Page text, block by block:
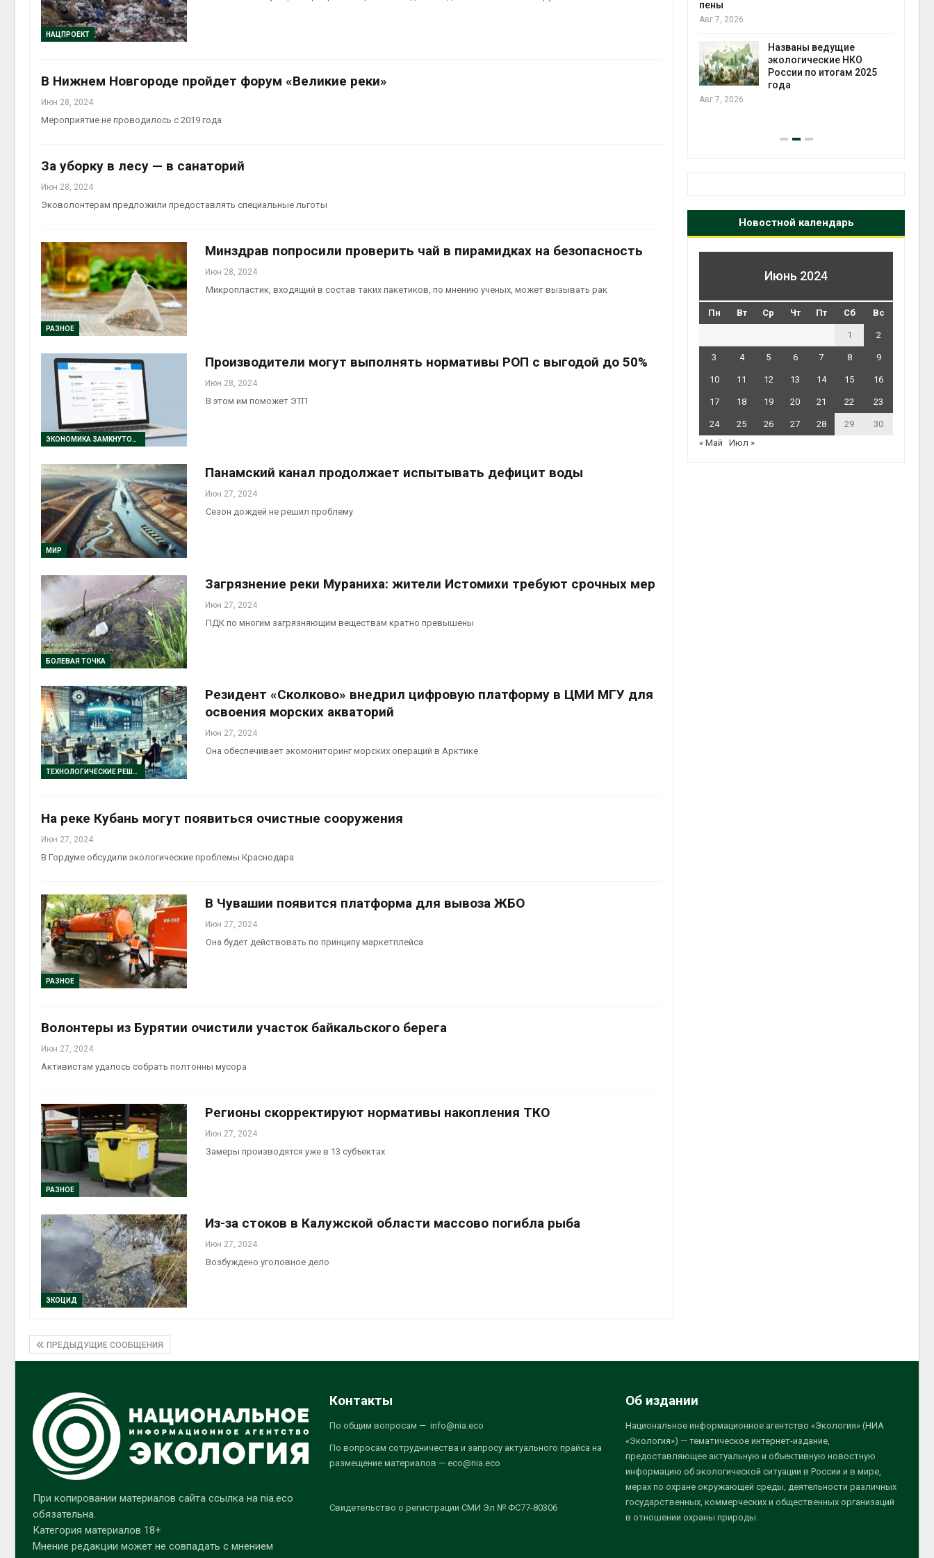
НАЦПРОЕКТ
В Нижнем Новгороде пройдет форум «Великие реки»
Июн 28, 2024
Мероприятие не проводилось с 2019 года
За уборку в лесу — в санаторий
Июн 28, 2024
Эковолонтерам предложили предоставлять специальные льготы
РАЗНОЕ
Минздрав попросили проверить чай в пирамидках на безопасность
Июн 28, 2024
Микропластик, входящий в состав таких пакетиков, по мнению ученых, может вызывать рак
ЭКОНОМИКА ЗАМКНУТОГО ЦИКЛА
Производители могут выполнять нормативы РОП с выгодой до 50%
Июн 28, 2024
В этом им поможет ЭТП
МИР
Панамский канал продолжает испытывать дефицит воды
Июн 27, 2024
Сезон дождей не решил проблему
БОЛЕВАЯ ТОЧКА
Загрязнение реки Мураниха: жители Истомихи требуют срочных мер
Июн 27, 2024
ПДК по многим загрязняющим веществам кратно превышены
ТЕХНОЛОГИЧЕСКИЕ РЕШЕНИЯ
Резидент «Сколково» внедрил цифровую платформу в ЦМИ МГУ для
освоения морских акваторий
Июн 27, 2024
Она обеспечивает экомониторинг морских операций в Арктике
На реке Кубань могут появиться очистные сооружения
Июн 27, 2024
В Гордуме обсудили экологические проблемы Краснодара
РАЗНОЕ
В Чувашии появится платформа для вывоза ЖБО
Июн 27, 2024
Она будет действовать по принципу маркетплейса
Волонтеры из Бурятии очистили участок байкальского берега
Июн 27, 2024
Активистам удалось собрать полтонны мусора
РАЗНОЕ
Регионы скорректируют нормативы накопления ТКО
Июн 27, 2024
Замеры производятся уже в 13 субъектах
ЭКОЦИД
Из-за стоков в Калужской области массово погибла рыба
Июн 27, 2024
Возбуждено уголовное дело
ПРЕДЫДУЩИЕ СООБЩЕНИЯ
ограничивает загрузку
Шэньси из-за паводков
пены
Авг 7, 2026
Названы ведущие
экологические НКО
России по итогам 2025
года
Авг 7, 2026
Новостной календарь
Июнь 2024
Пн Вт Ср Чт Пт Сб Вс
1 2
3 4 5 6 7 8 9
10 11 12 13 14 15 16
17 18 19 20 21 22 23
24 25 26 27 28 29
30
« Май
Июл »
При копировании материалов сайта ссылка на nia.eco
обязательна.
Категория материалов 18+
Мнение редакции может не совпадать с мнением
Контакты
По общим вопросам — info@nia.eco
По вопросам сотрудничества и запросу актуального прайса на
размещение материалов — eco@nia.eco
Свидетельство о регистрации СМИ Эл № ФС77-80306
Об издании
Национальное информационное агентство «Экология» (НИА
«Экология») — тематическое интернет-издание,
предоставляющее актуальную и объективную новостную
информацию об экологической ситуации в России и в мире,
мерах по охране окружающей среды, деятельности различных
государственных, коммерческих и общественных организаций
в отношении охраны природы.